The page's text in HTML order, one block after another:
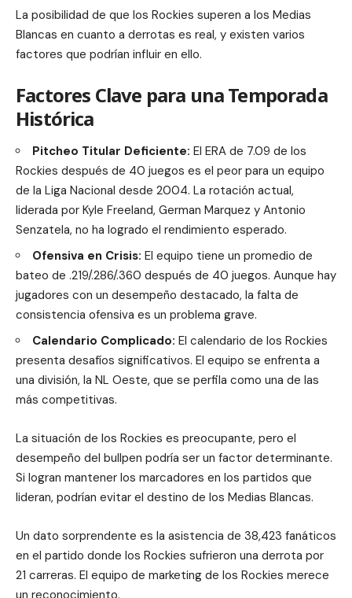
La posibilidad de que los Rockies superen a los Medias
Blancas en cuanto a derrotas es real, y existen varios
factores que podrían influir en ello.
Factores Clave para una Temporada
Histórica
Pitcheo Titular Deficiente: El ERA de 7.09 de los
Rockies después de 40 juegos es el peor para un equipo
de la Liga Nacional desde 2004. La rotación actual,
liderada por Kyle Freeland, German Marquez y Antonio
Senzatela, no ha logrado el rendimiento esperado.
Ofensiva en Crisis: El equipo tiene un promedio de
bateo de .219/.286/.360 después de 40 juegos. Aunque hay
jugadores con un desempeño destacado, la falta de
consistencia ofensiva es un problema grave.
Calendario Complicado: El calendario de los Rockies
presenta desafíos significativos. El equipo se enfrenta a
una división, la NL Oeste, que se perfila como una de las
más competitivas.
La situación de los Rockies es preocupante, pero el
desempeño del bullpen podría ser un factor determinante.
Si logran mantener los marcadores en los partidos que
lideran, podrían evitar el destino de los Medias Blancas.
Un dato sorprendente es la asistencia de 38,423 fanáticos
en el partido donde los Rockies sufrieron una derrota por
21 carreras. El equipo de marketing de los Rockies merece